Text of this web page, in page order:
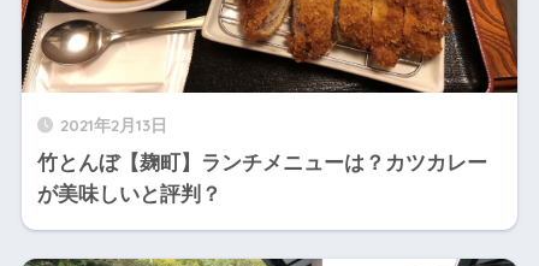
2021年2月13日
竹とんぼ【麹町】ランチメニューは？カツカレー
が美味しいと評判？